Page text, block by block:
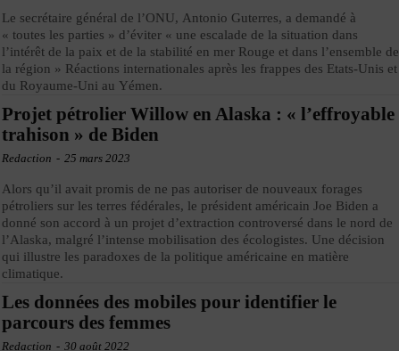
Le secrétaire général de l’ONU, Antonio Guterres, a demandé à
« toutes les parties » d’éviter « une escalade de la situation dans
l’intérêt de la paix et de la stabilité en mer Rouge et dans l’ensemble de
la région » Réactions internationales après les frappes des Etats-Unis et
du Royaume-Uni au Yémen.
Projet pétrolier Willow en Alaska : « l’effroyable
trahison » de Biden
Redaction - 25 mars 2023
Alors qu’il avait promis de ne pas autoriser de nouveaux forages
pétroliers sur les terres fédérales, le président américain Joe Biden a
donné son accord à un projet d’extraction controversé dans le nord de
l’Alaska, malgré l’intense mobilisation des écologistes. Une décision
qui illustre les paradoxes de la politique américaine en matière
climatique.
Les données des mobiles pour identifier le
parcours des femmes
Redaction - 30 août 2022